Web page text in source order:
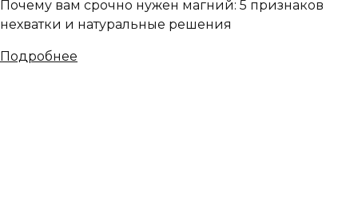
Почему вам срочно нужен магний: 5 признаков
нехватки и натуральные решения
Подробнее